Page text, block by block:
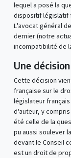
lequel a posé la
dispositif législatif
L'avocat général
dernier (notre
incompatibilité de
Une
Cette décision
française sur le
législateur
d'auteur, y
été celle de la
pu aussi soulever
devant le Conseil
est un droit de